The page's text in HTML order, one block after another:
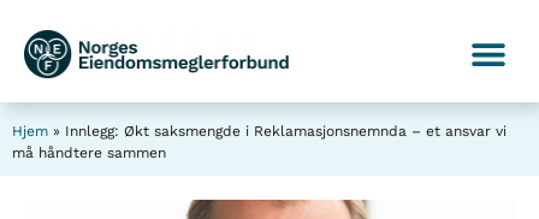
Hjem » Innlegg: Økt saksmengde i Reklamasjonsnemnda – et ansvar vi
må håndtere sammen